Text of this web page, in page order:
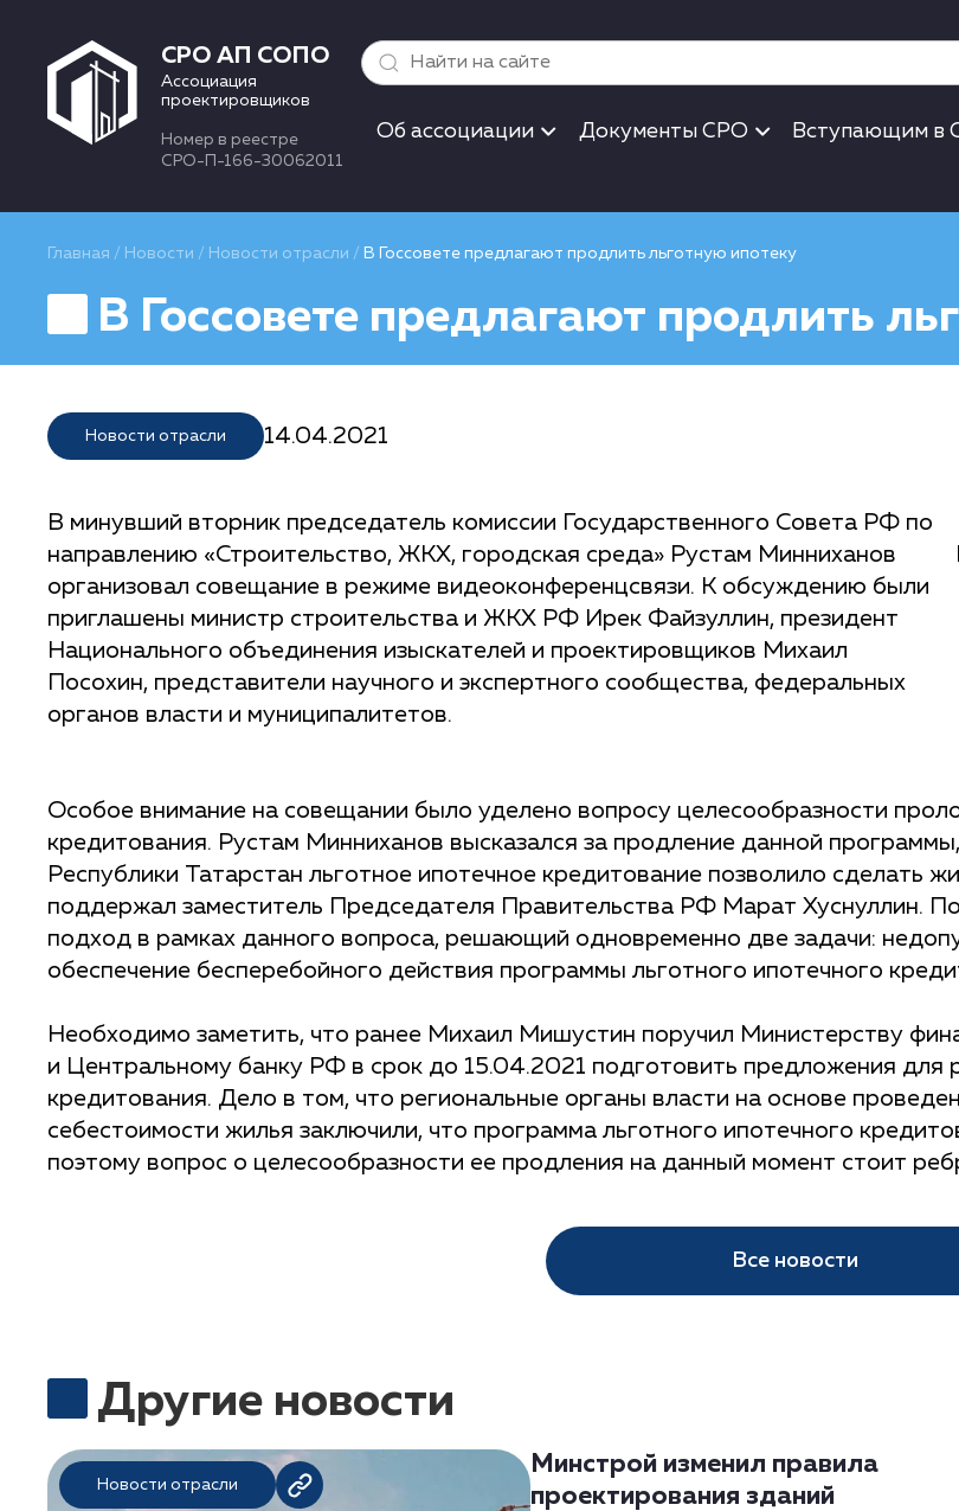
СРО АП СОПО
Ассоциация
проектировщиков
Номер в реестре
СРО-П-166-30062011
Об ассоциации Документы СРО Вступающим в
Главная / Новости / Новости отрасли / В Госсовете предлагают продлить льготную ипотеку
В Госсовете предлагают продлить
Новости отрасли 14.04.2021
В минувший вторник председатель комиссии Государственного Совета РФ по
направлению «Строительство, ЖКХ, городская среда» Рустам Минниханов
организовал совещание в режиме видеоконференцсвязи. К обсуждению были
приглашены министр строительства и ЖКХ РФ Ирек Файзуллин, президент
Национального объединения изыскателей и проектировщиков Михаил
Посохин, представители научного и экспертного сообщества, федеральных
органов власти и муниципалитетов.
Особое внимание на совещании было уделено вопросу целесообразности
кредитования. Рустам Минниханов высказался за продление данной
Республики Татарстан льготное ипотечное кредитование позволило сделать
поддержал заместитель Председателя Правительства РФ Марат Хуснуллин.
подход в рамках данного вопроса, решающий одновременно две задачи:
обеспечение бесперебойного действия программы льготного ипотечного
Необходимо заметить, что ранее Михаил Мишустин поручил Министерству
и Центральному банку РФ в срок до 15.04.2021 подготовить предложения для
кредитования. Дело в том, что региональные органы власти на основе
себестоимости жилья заключили, что программа льготного ипотечного
поэтому вопрос о целесообразности ее продления на данный момент стоит
Все новости
Другие новости
Новости отрасли
Минстрой изменил правила
проектирования зданий